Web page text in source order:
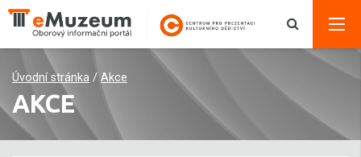
Úvodní stránka / Akce
AKCE